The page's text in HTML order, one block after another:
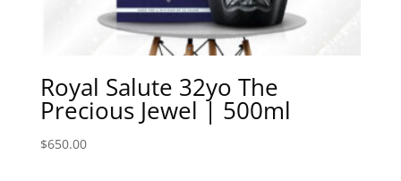
Royal Salute 32yo The
Precious Jewel | 500ml
$650.00